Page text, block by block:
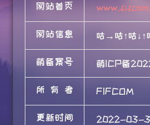
网站首页
网站信息 咕→咕↑咕↓↑
萌备案号 萌ICP备
所有者 FIFCOM
更新时间 2022-03-